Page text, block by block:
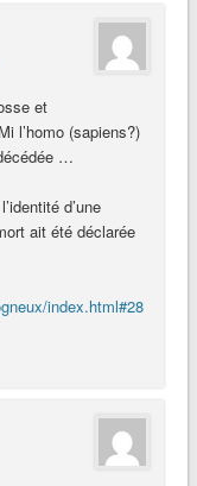
et
l’homo (sapiens?)
…
d’une
ait été déclarée
index.html#28